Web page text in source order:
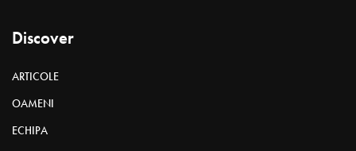
Discover
ARTICOLE
OAMENI
ECHIPA